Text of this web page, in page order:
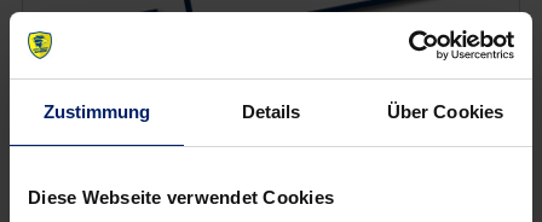
Zustimmung Details Über Cookies
Diese Webseite verwendet Cookies
Wenn du per E-Mail über Aktuelles aus der Löwenwelt
Newsletterhier abonnieren.